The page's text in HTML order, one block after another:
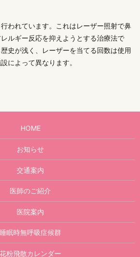
われています。これはレーザー照射で鼻
ルギー反応を抑えようとする治療法で
史が浅く、レーザーを当てる回数は使用
によって異なります。
HOME
お知らせ
交通案内
医師のご紹介
医院案内
睡眠時無呼吸症候群
花粉飛散カレンダー